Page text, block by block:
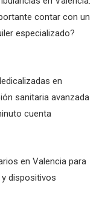
contar con un
especializado?
en
sanitaria avanzada
cuenta
en Valencia para
dispositivos